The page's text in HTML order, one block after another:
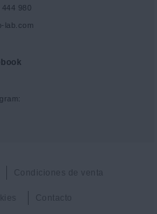
980
lab.com
Condiciones de venta
Contacto